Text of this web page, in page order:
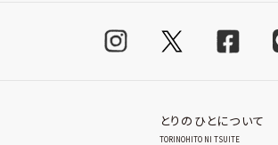
とりのひとについて
TORINOHITO NI TSUITE